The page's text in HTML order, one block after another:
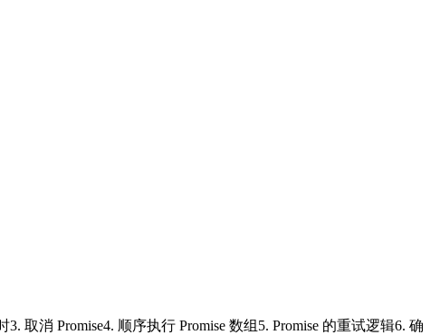
取消 Promise4. 顺序执行 Promise 数组5. Promise 的重试逻辑6. 确